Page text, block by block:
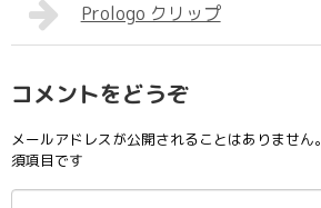
Prologo クリップ
コメントをどうぞ
メールアドレスが公開されることはありません。
須項目です